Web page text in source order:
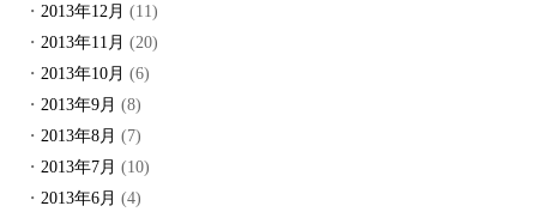
2013年12月 (11)
2013年11月 (20)
2013年10月 (6)
2013年9月 (8)
2013年8月 (7)
2013年7月 (10)
2013年6月 (4)